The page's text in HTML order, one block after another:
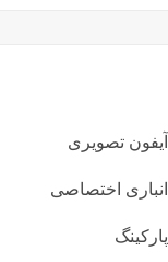
آیفون تصویری
انباری اختصاصی
پارکینگ